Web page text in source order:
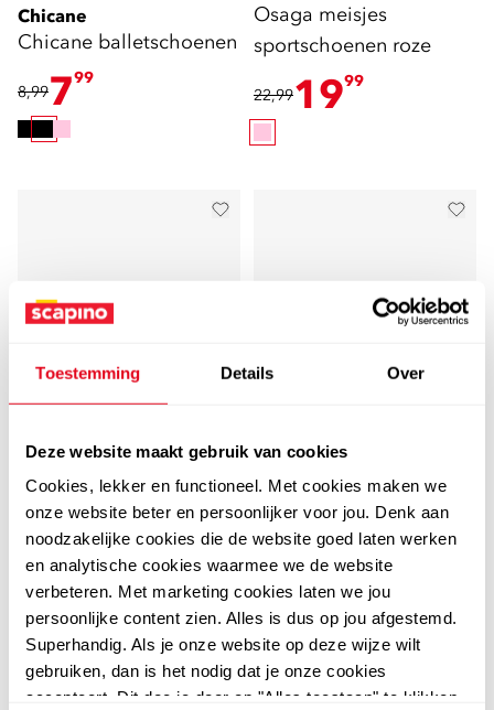
Toestemming Details Over
Deze website maakt gebruik van cookies
Cookies, lekker en functioneel. Met cookies maken we
onze website beter en persoonlijker voor jou. Denk aan
noodzakelijke cookies die de website goed laten werken
en analytische cookies waarmee we de website
verbeteren. Met marketing cookies laten we jou
persoonlijke content zien. Alles is dus op jou afgestemd.
Superhandig. Als je onze website op deze wijze wilt
gebruiken, dan is het nodig dat je onze cookies
accepteert. Dit doe je door op "Alles toestaan" te klikken.
Chicane
Chicane balletschoenen
8,99799
Osaga meisjes
sportschoenen roze
22,991999
4,0
Chicane
Chicane kinder
gymschoenen
klittenband roze blauw
14,991299
+1
3,8
Chicane
Chicane kinder
gymschoenen
klittenband blauw groen
14,99 1299
+1
sale